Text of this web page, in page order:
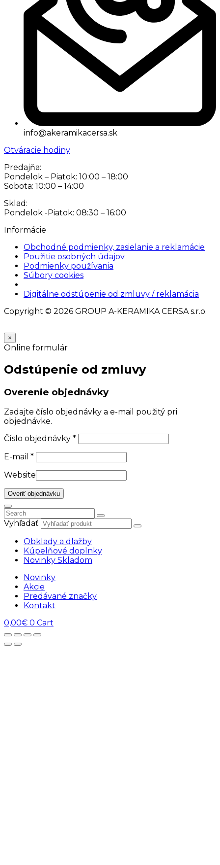
info@akeramikacersa.sk
Otváracie hodiny
Predajňa:
Pondelok – Piatok: 10:00 – 18:00
Sobota: 10:00 – 14:00
Sklad:
Pondelok -Piatok: 08:30 – 16:00
Informácie
Obchodné podmienky, zasielanie a reklamácie
Použitie osobných údajov
Podmienky používania
Súbory cookies
Digitálne odstúpenie od zmluvy / reklamácia
Copyright © 2026 GROUP A-KERAMIKA CERSA s.r.o.
×
Online formulár
Odstúpenie od zmluvy
Overenie objednávky
Zadajte číslo objednávky a e-mail použitý pri
objednávke.
Číslo objednávky *
E-mail *
Website
Overiť objednávku
Vyhľadať
Obklady a dlažby
Kúpelňové doplnky
Novinky Skladom
Novinky
Akcie
Predávané značky
Kontakt
0,00€ 0 Cart